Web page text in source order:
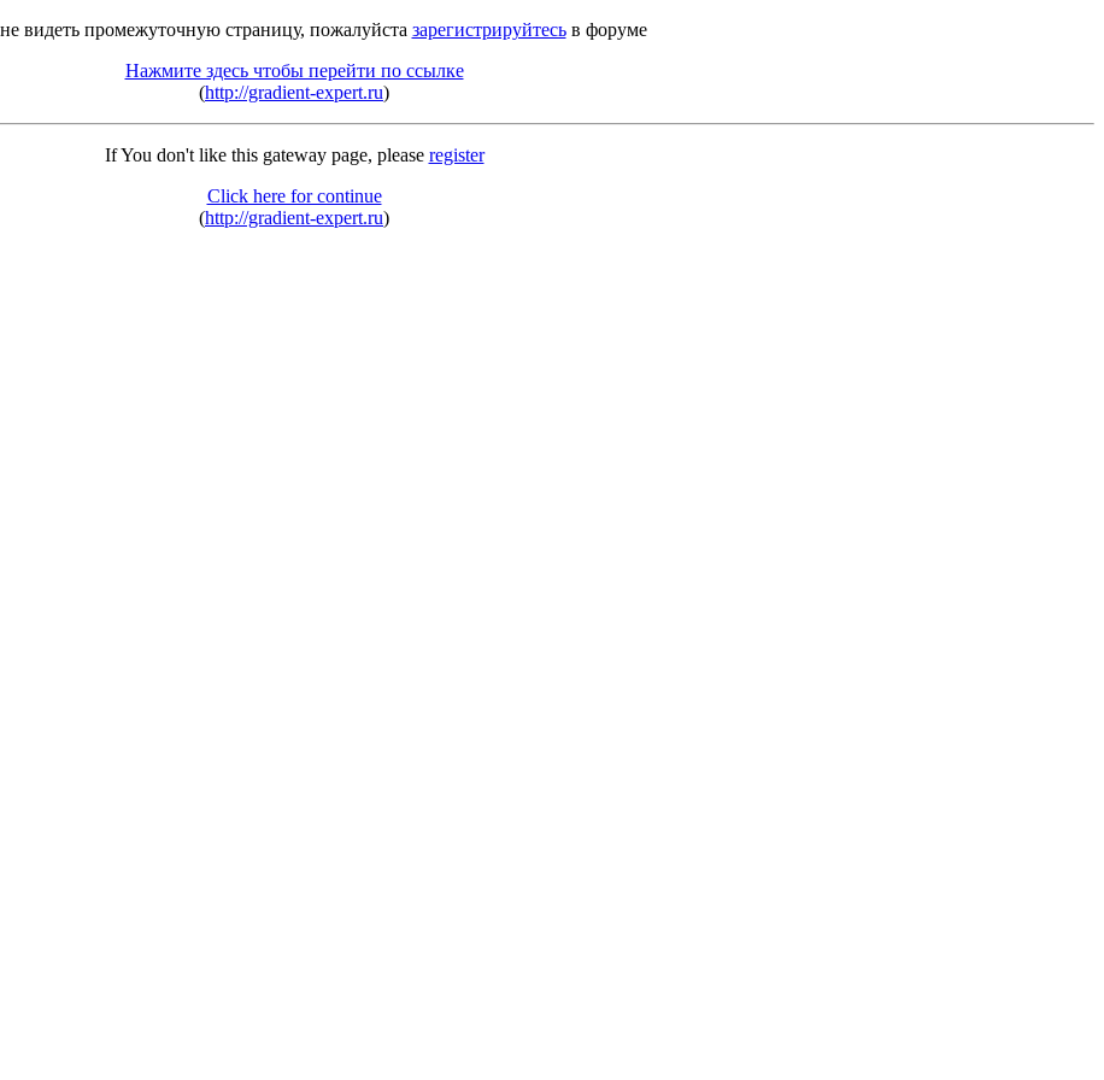
видеть промежуточную страницу, пожалуйста зарегистрируйтесьв форуме
Нажмите здесь чтобы перейти по ссылке
(http://gradient-expert.ru)
If You don't like this gateway page, please register
Click here for continue
(http://gradient-expert.ru)